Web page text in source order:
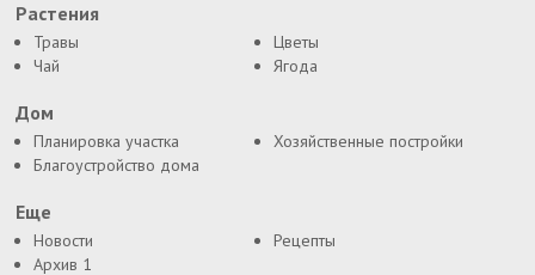
Растения
Травы
Цветы
Чай
Ягода
Дом
Планировка участка
Хозяйственные постройки
Благоустройство дома
Еще
Новости
Рецепты
Архив 1